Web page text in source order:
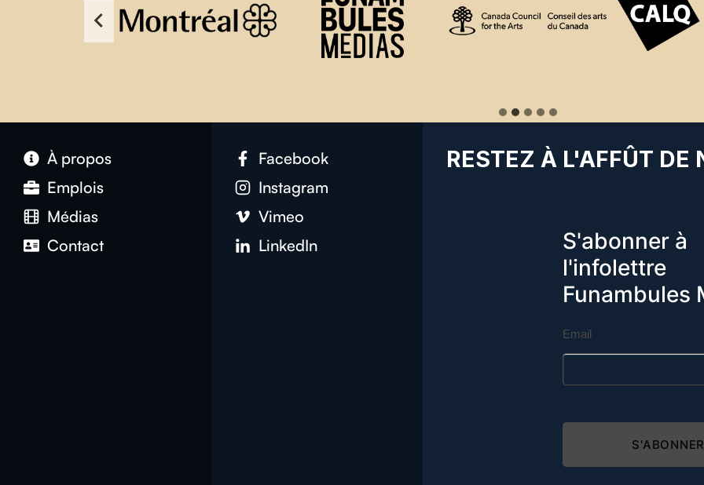
À propos
Emplois
Médias
Contact
Facebook
Instagram
Vimeo
LinkedIn
RESTEZ À L'AFFÛT DE
S'abonner à
l'infolettre
Funambules
Email
S'ABONNER